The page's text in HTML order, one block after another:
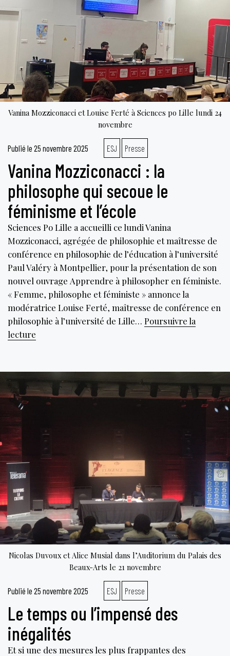
Vanina Mozziconacci et Louise Ferté à Sciences po Lille lundi 24
novembre
Publié le 25 novembre 2025 ESJ Presse
Vanina Mozziconacci : la
philosophe qui secoue le
féminisme et l’école
Sciences Po Lille a accueilli ce lundi Vanina
Mozziconacci, agrégée de philosophie et maîtresse de
conférence en philosophie de l’éducation à l’université
Paul Valéry à Montpellier, pour la présentation de son
nouvel ouvrage Apprendre à philosopher en féministe.
« Femme, philosophe et féministe » annonce la
modératrice Louise Ferté, maîtresse de conférence en
philosophie à l’université de Lille… Poursuivre la
lecture
philosophe
qui
secoue
l’école
Nicolas Duvoux et Alice Musial dans l’Auditorium du Palais des
Beaux-Arts le 21 novembre
Publié le 25 novembre 2025 ESJ Presse
Le temps ou l’impensé des
inégalités
Et si une des mesures les plus frappantes des